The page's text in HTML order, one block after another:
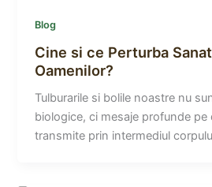
Blog
Cine si ce Perturba
Oamenilor?
Tulburarile si bolile noastre nu
biologice, ci mesaje profunde pe
transmite prin intermediul